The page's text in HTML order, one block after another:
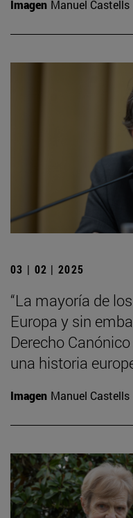
Imagen Manuel Castells
03 | 02 | 2025
“La mayoría de
Europa y sin
Derecho
una historia
Imagen Manuel Castells